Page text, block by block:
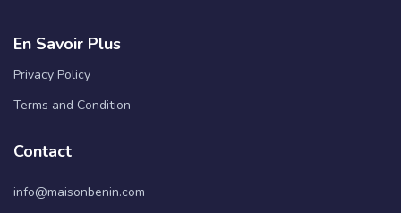
En Savoir Plus
Privacy Policy
Terms and Condition
Contact
info@maisonbenin.com